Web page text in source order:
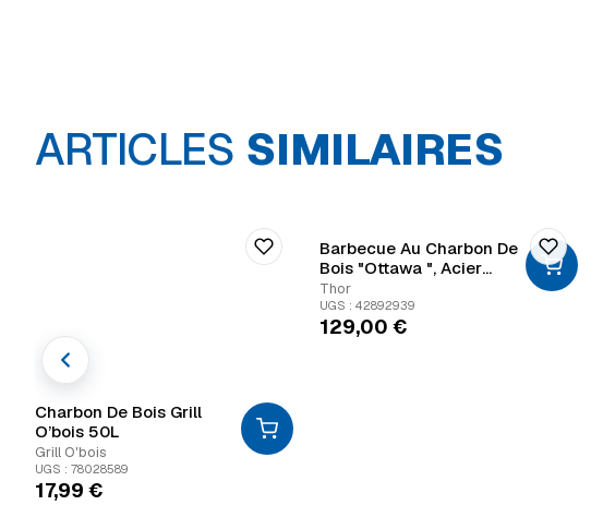
ARTICLES SIMILAIRES
Charbon De Bois Grill
O’bois 50L
Grill O'bois
UGS : 78028589
17,99 €
Barbecue Au Charbon De
Bois "Ottawa ", Acier
Inoxydable
Thor
UGS : 42892939
129,00 €